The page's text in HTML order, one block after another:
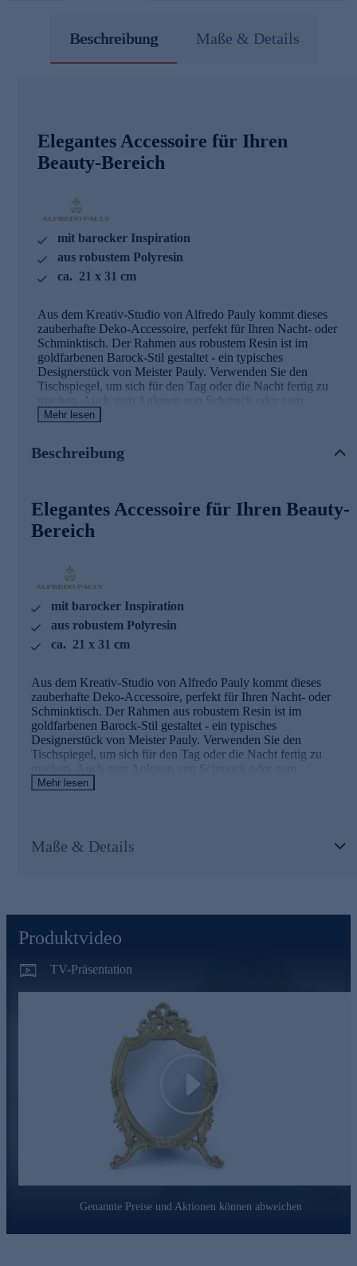
Beschreibung Maße & Details
Elegantes Accessoire für Ihren
Beauty-Bereich
mit barocker Inspiration
aus robustem Polyresin
ca. 21 x 31 cm
Aus dem Kreativ-Studio von Alfredo Pauly kommt dieses
zauberhafte Deko-Accessoire, perfekt für Ihren Nacht- oder
Schminktisch. Der Rahmen aus robustem Resin ist im
goldfarbenen Barock-Stil gestaltet - ein typisches
Designerstück von Meister Pauly. Verwenden Sie den
Tischspiegel, um sich für den Tag oder die Nacht fertig zu
machen. Auch zum Anlegen von Schmuck oder zum
Schminken können Sie ihn verwenden. Machen Sie sich mit
geschmackvolle Accessoires.
Mehr lesen
Beschreibung
Elegantes Accessoire für Ihren Beauty-
Bereich
mit barocker Inspiration
aus robustem Polyresin
ca. 21 x 31 cm
Aus dem Kreativ-Studio von Alfredo Pauly kommt dieses
zauberhafte Deko-Accessoire, perfekt für Ihren Nacht- oder
Schminktisch. Der Rahmen aus robustem Resin ist im
goldfarbenen Barock-Stil gestaltet - ein typisches
Designerstück von Meister Pauly. Verwenden Sie den
Tischspiegel, um sich für den Tag oder die Nacht fertig zu
machen. Auch zum Anlegen von Schmuck oder zum
Schminken können Sie ihn verwenden. Machen Sie sich mit
Tischspiegel im Barock-Stil online bestellen.
Mehr lesen
Maße & Details
Produktvideo
TV-Präsentation
Play
Genannte Preise und Aktionen können abweichen